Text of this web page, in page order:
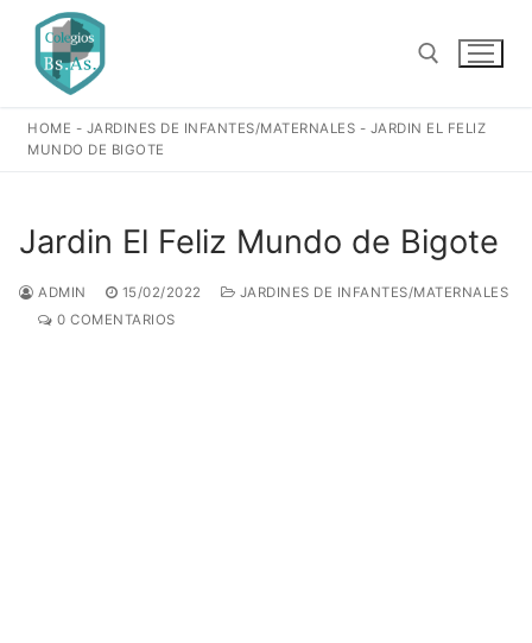
contenido
HOME - JARDINES DE INFANTES/MATERNALES - JARDIN EL FELIZ
MUNDO DE BIGOTE
Jardin El Feliz Mundo de Bigote
ADMIN 15/02/2022
JARDINES DE INFANTES/MATERNALES
0 COMENTARIOS